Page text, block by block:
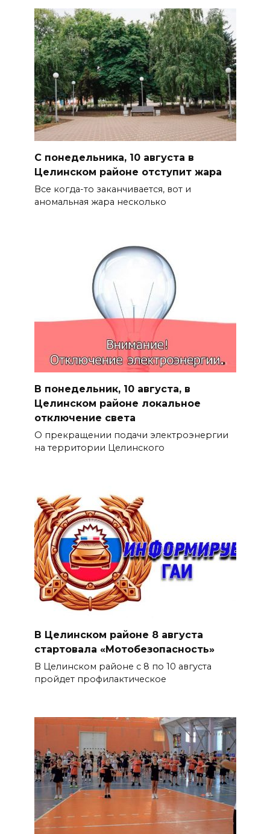
С понедельника, 10 августа в
Целинском районе отступит жара
Все когда-то заканчивается, вот и
аномальная жара несколько
В понедельник, 10 августа, в
Целинском районе локальное
отключение света
О прекращении подачи электроэнергии
на территории Целинского
В Целинском районе 8 августа
стартовала «Мотобезопасность»
В Целинском районе с 8 по 10 августа
пройдет профилактическое